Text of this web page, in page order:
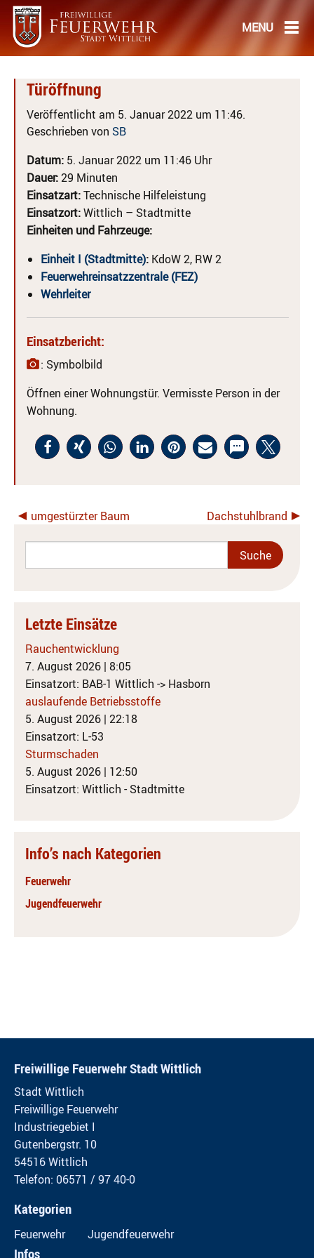
Türöffnung
Veröffentlicht am 5. Januar 2022 um 11:46.
Geschrieben von SB
Datum: 5. Januar 2022 um 11:46 Uhr
Dauer:29 Minuten
Einsatzart:Technische Hilfeleistung
Einsatzort:Wittlich – Stadtmitte
Einheiten und Fahrzeuge:
Einheit I (Stadtmitte): KdoW 2, RW 2
Feuerwehreinsatzzentrale (FEZ)
Wehrleiter
Einsatzbericht:
: Symbolbild
Öffnen einer Wohnungstür. Vermisste Person in der
Wohnung.
umgestürzter Baum Dachstuhlbrand
Letzte Einsätze
Rauchentwicklung
7. August 2026 | 8:05
Einsatzort: BAB-1 Wittlich -> Hasborn
auslaufende Betriebsstoffe
5. August 2026 | 22:18
Einsatzort: L-53
Sturmschaden
5. August 2026 | 12:50
Einsatzort: Wittlich - Stadtmitte
Info’s nach Kategorien
Feuerwehr
Jugendfeuerwehr
Freiwillige Feuerwehr Stadt Wittlich
Stadt Wittlich
Freiwillige Feuerwehr
Industriegebiet I
Gutenbergstr. 10
54516 Wittlich
Telefon: 06571 / 97 40-0
Kategorien
Feuerwehr Jugendfeuerwehr
Infos